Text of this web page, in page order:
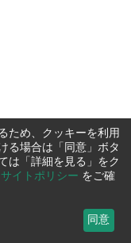
ため、クッキーを利用
る場合は「同意」ボタ
は「詳細を見る」をク
サイトポリシー をご確
同意